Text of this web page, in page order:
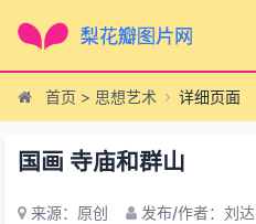
首页 > 思想艺术 详细页面
国画 寺庙和群山
来源：原创 发布/作者：刘达